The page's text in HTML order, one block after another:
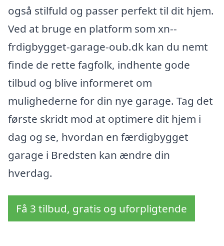
også stilfuld og passer perfekt til dit hjem.
Ved at bruge en platform som xn--
frdigbygget-garage-oub.dk kan du nemt
finde de rette fagfolk, indhente gode
tilbud og blive informeret om
mulighederne for din nye garage. Tag det
første skridt mod at optimere dit hjem i
dag og se, hvordan en færdigbygget
garage i Bredsten kan ændre din
hverdag.
Få 3 tilbud, gratis og uforpligtende